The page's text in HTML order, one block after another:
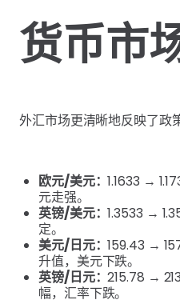
货币市
外汇市场更清晰地反映了政
欧元/美元：1.1633 →
元走强。
英镑/美元：1.3533 →
定。
美元/日元：159.43 →
升值，美元下跌。
英镑/日元：215.78 →
幅，汇率下跌。